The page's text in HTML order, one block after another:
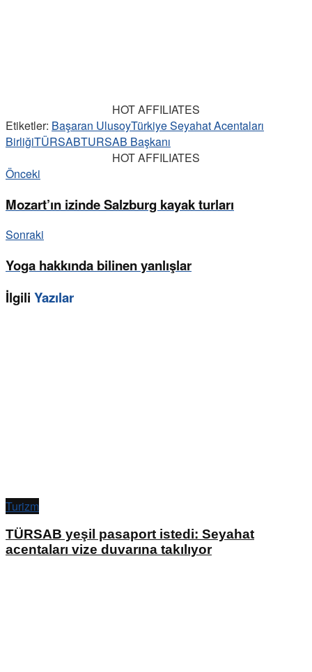
HOT AFFILIATES
Etiketler: Başaran UlusoyTürkiye Seyahat Acentaları
BirliğiTÜRSABTURSAB Başkanı
HOT AFFILIATES
Önceki
Mozart’ın izinde Salzburg kayak turları
Sonraki
Yoga hakkında bilinen yanlışlar
İlgili Yazılar
Turizm
TÜRSAB yeşil pasaport istedi: Seyahat
acentaları vize duvarına takılıyor